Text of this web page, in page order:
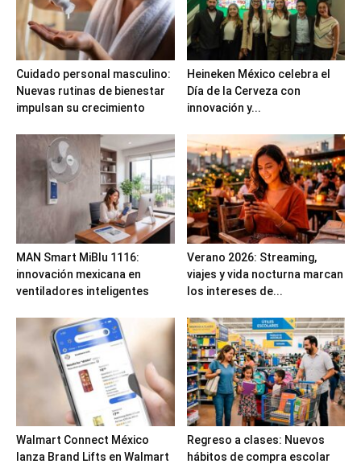
Cuidado personal masculino:
Nuevas rutinas de bienestar
impulsan su crecimiento
Heineken México celebra el
Día de la Cerveza con
innovación y...
MAN Smart MiBlu 1116:
innovación mexicana en
ventiladores inteligentes
Verano 2026: Streaming,
viajes y vida nocturna marcan
los intereses de...
Walmart Connect México
lanza Brand Lifts en Walmart
Regreso a clases: Nuevos
hábitos de compra escolar